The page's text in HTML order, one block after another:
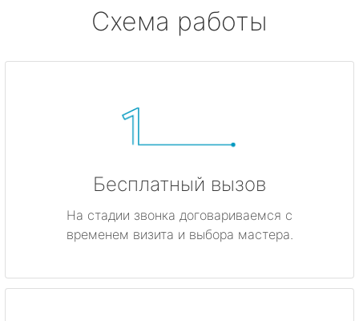
Схема работы
Бесплатный вызов
На стадии звонка договариваемся с
временем визита и выбора мастера.